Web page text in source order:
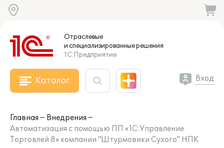
Отраслевые
и специализированныерешения
1С:Предприятие
Каталог Вход
Главная
Внедрения
Автоматизация с помощью ПП «1С:Управление
Торговлей 8» компании "Штурмовики Сухого" НПК